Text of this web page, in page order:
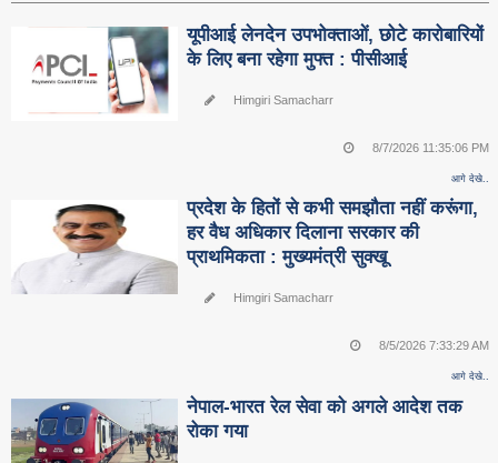
यूपीआई लेनदेन उपभोक्ताओं, छोटे कारोबारियों
के लिए बना रहेगा मुफ्त : पीसीआई
Himgiri Samacharr
8/7/2026 11:35:06 PM
आगे देखे..
प्रदेश के हितों से कभी समझौता नहीं करूंगा,
हर वैध अधिकार दिलाना सरकार की
प्राथमिकता : मुख्यमंत्री सुक्खू
Himgiri Samacharr
8/5/2026 7:33:29 AM
आगे देखे..
नेपाल-भारत रेल सेवा को अगले आदेश तक
रोका गया